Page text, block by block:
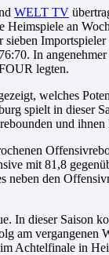
WELT TV
an
Importspieler
In
legten.
welches
spielt in dieser
und
mit 81,8
den
In dieser Saison
am vergangenen
Achtelfinale in